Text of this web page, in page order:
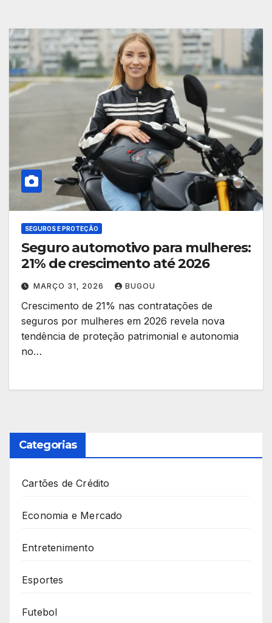
SEGUROS E PROTEÇÃO
Seguro automotivo para mulheres:
21% de crescimento até 2026
MARÇO 31, 2026 BUGOU
Crescimento de 21% nas contratações de
seguros por mulheres em 2026 revela nova
tendência de proteção patrimonial e autonomia
no…
Categorias
Cartões de Crédito
Economia e Mercado
Entretenimento
Esportes
Futebol